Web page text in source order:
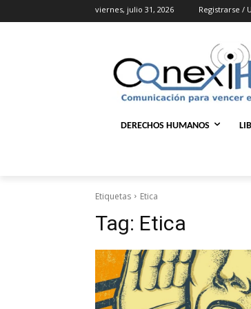
viernes, julio 31, 2026 Registrarse /
DERECHOS HUMANOS
Etiquetas Etica
Tag: Etica